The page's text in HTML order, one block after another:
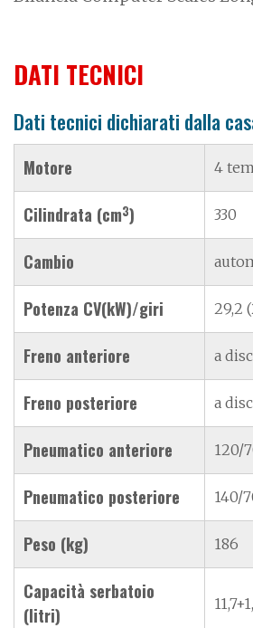
DATI TECNICI
Dati tecnici dichiarati dalla
Motore 4
Cilindrata (cm3) 330
Cambio
Potenza CV(kW)/giri 29,2
Freno anteriore a
Freno posteriore a
Pneumatico anteriore 120/
Pneumatico posteriore 140/
Peso (kg) 186
Capacità serbatoio
(litri)